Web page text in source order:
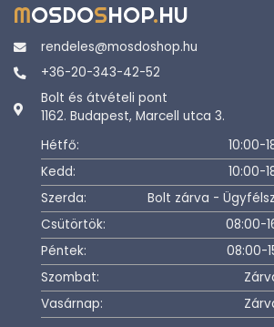
MOSDOSHOP.HU
rendeles@mosdoshop.hu
+36-20-343-42-52
Bolt és átvételi pont
1162. Budapest, Marcell utca 3.
Hétfő:
10:00-
Kedd:
10:00-
Szerda:
Bolt zárva -
Csütörtök:
08:00-
Péntek:
08:00-
Szombat:
Vasárnap: